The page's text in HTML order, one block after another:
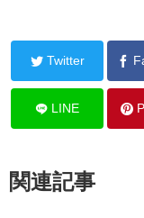
Twitter
LINE
関連記事